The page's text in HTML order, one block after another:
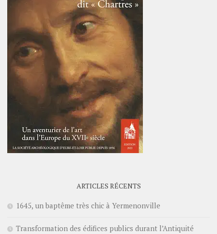
ARTICLES RÉCENTS
1645, un baptême très chic à Yermenonville
Transformation des édifices publics durant l’Antiquité